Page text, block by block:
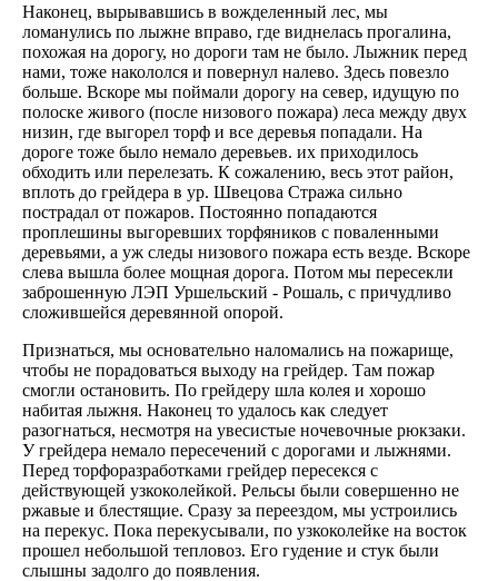
Наконец, вырывавшись в вожделенный лес, мы
ломанулись по лыжне вправо, где виднелась прогалина,
похожая на дорогу, но дороги там не было. Лыжник перед
нами, тоже накололся и повернул налево. Здесь повезло
больше. Вскоре мы поймали дорогу на север, идущую по
полоске живого (после низового пожара) леса между двух
низин, где выгорел торф и все деревья попадали. На
дороге тоже было немало деревьев. их приходилось
обходить или перелезать. К сожалению, весь этот район,
вплоть до грейдера в ур. Швецова Стража сильно
пострадал от пожаров. Постоянно попадаются
проплешины выгоревших торфяников с поваленными
деревьями, а уж следы низового пожара есть везде. Вскоре
слева вышла более мощная дорога. Потом мы пересекли
заброшенную ЛЭП Уршельский - Рошаль, с причудливо
сложившейся деревянной опорой.
Признаться, мы основательно наломались на пожарище,
чтобы не порадоваться выходу на грейдер. Там пожар
смогли остановить. По грейдеру шла колея и хорошо
набитая лыжня. Наконец то удалось как следует
разогнаться, несмотря на увесистые ночевочные рюкзаки.
У грейдера немало пересечений с дорогами и лыжнями.
Перед торфоразработками грейдер пересекся с
действующей узкоколейкой. Рельсы были совершенно не
ржавые и блестящие. Сразу за переездом, мы устроились
на перекус. Пока перекусывали, по узкоколейке на восток
прошел небольшой тепловоз. Его гудение и стук были
слышны задолго до появления.